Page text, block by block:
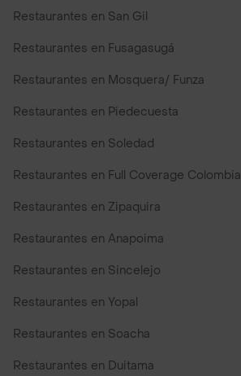
Restaurantes en San Gil
Restaurantes en Fusagasugá
Restaurantes en Mosquera/ Funza
Restaurantes en Piedecuesta
Restaurantes en Soledad
Restaurantes en Full Coverage Colombia
Restaurantes en Zipaquira
Restaurantes en Anapoima
Restaurantes en Sincelejo
Restaurantes en Yopal
Restaurantes en Soacha
Restaurantes en Duitama